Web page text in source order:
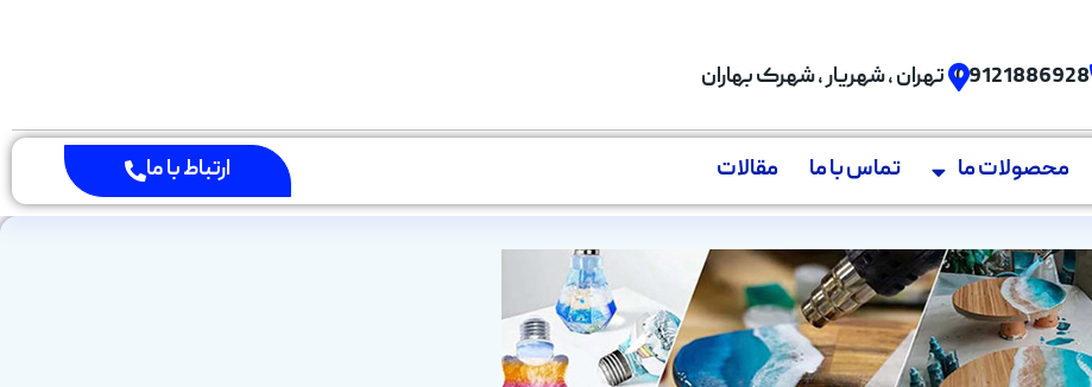
09121886928 تهران , شهریار , شهرک بهاران
محصولات ما تماس با ما مقالات ارتباط با ما